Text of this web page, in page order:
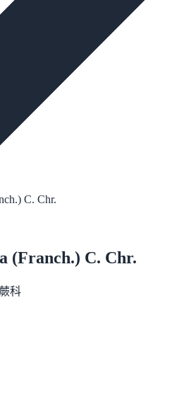
C. Chr.
(Franch.) C. Chr.
科